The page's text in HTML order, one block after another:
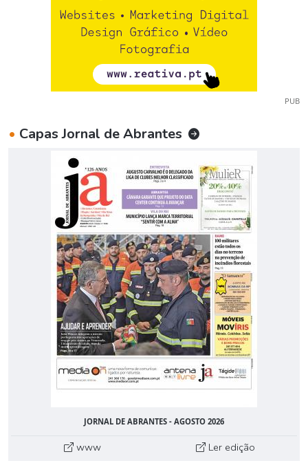
PUB
• Capas Jornal de Abrantes
JORNAL DE ABRANTES - AGOSTO 2026
www Ler edição